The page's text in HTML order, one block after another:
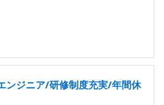
ンジニア/研修制度充実/年間休